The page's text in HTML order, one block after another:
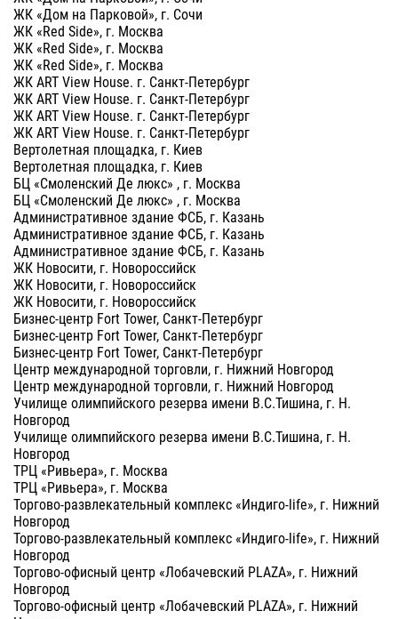
ЖК «Дом на Парковой», г. Сочи
ЖК «Red Side», г. Москва
ЖК «Red Side», г. Москва
ЖК «Red Side», г. Москва
ЖК ART View House. г. Санкт-Петербург
ЖК ART View House. г. Санкт-Петербург
ЖК ART View House. г. Санкт-Петербург
ЖК ART View House. г. Санкт-Петербург
Вертолетная площадка, г. Киев
Вертолетная площадка, г. Киев
БЦ «Смоленский Де люкс» , г. Москва
БЦ «Смоленский Де люкс» , г. Москва
Административное здание ФСБ, г. Казань
Административное здание ФСБ, г. Казань
Административное здание ФСБ, г. Казань
ЖК Новосити, г. Новороссийск
ЖК Новосити, г. Новороссийск
ЖК Новосити, г. Новороссийск
Бизнес-центр Fort Tower, Санкт-Петербург
Бизнес-центр Fort Tower, Санкт-Петербург
Бизнес-центр Fort Tower, Санкт-Петербург
Центр международной торговли, г. Нижний Новгород
Центр международной торговли, г. Нижний Новгород
Училище олимпийского резерва имени В.С.Тишина, г. Н.
Новгород
Училище олимпийского резерва имени В.С.Тишина, г. Н.
Новгород
ТРЦ «Ривьера», г. Москва
ТРЦ «Ривьера», г. Москва
Торгово-развлекательный комплекс «Индиго-life», г. Нижний
Новгород
Торгово-развлекательный комплекс «Индиго-life», г. Нижний
Новгород
Торгово-офисный центр «Лобачевский PLAZA», г. Нижний
Новгород
Торгово-офисный центр «Лобачевский PLAZA», г. Нижний